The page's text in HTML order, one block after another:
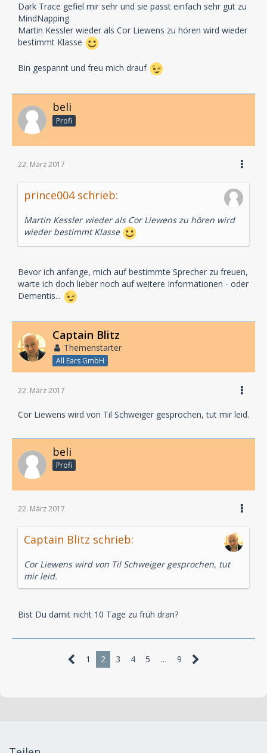
Dark Trace gefiel mir sehr und sie passt einfach sehr gut zu
MindNapping.
Martin Kessler wieder als Cor Liewens zu hören wird wieder
bestimmt Klasse
Bin gespannt und freu mich drauf
beli
Profi
22. März 2017
prince004 schrieb:
Martin Kessler wieder als Cor Liewens zu hören wird
wieder bestimmt Klasse
Bevor ich anfange, mich auf bestimmte Sprecher zu freuen,
warte ich doch lieber noch auf weitere Informationen - oder
Dementis...
Captain Blitz
Themenstarter
All Ears GmbH
22. März 2017
Cor Liewens wird von Til Schweiger gesprochen, tut mir leid.
beli
Profi
22. März 2017
Captain Blitz schrieb:
Cor Liewens wird von Til Schweiger gesprochen, tut
mir leid.
Bist Du damit nicht 10 Tage zu früh dran?
1 2 3 4 5 … 9